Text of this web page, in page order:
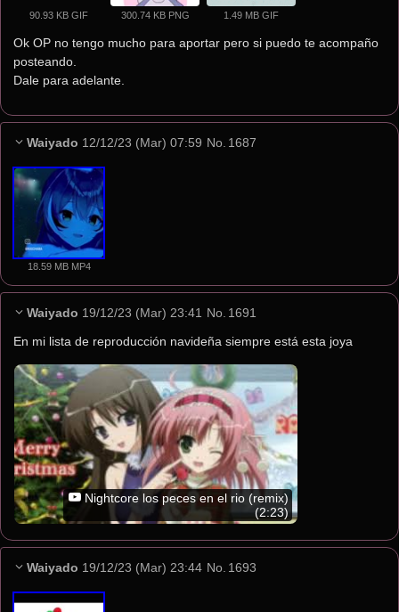
90.93 KB GIF 300.74 KB PNG 1.49 MB GIF
Ok OP no tengo mucho para aportar pero si puedo te acompaño
posteando.
Dale para adelante.
Waiyado 12/12/23 (Mar) 07:59 No. 1687
18.59 MB MP4
Waiyado 19/12/23 (Mar) 23:41 No. 1691
En mi lista de reproducción navideña siempre está esta joya
Nightcore los peces en el rio (remix)
(2:23)
Waiyado 19/12/23 (Mar) 23:44 No. 1693